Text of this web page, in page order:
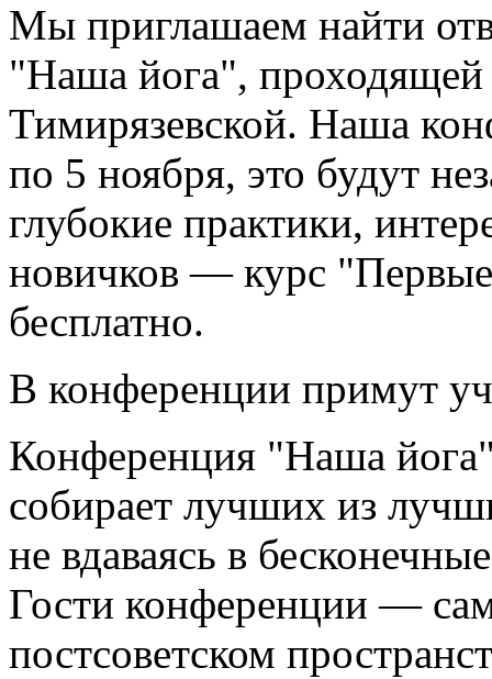
Мы приглашаем найти
"Наша йога",
Тимирязевской. Наша
по 5 ноября, это будут
глубокие практики,
новичков — курс
бесплатно.
В конференции примут
Конференция "Наша
собирает лучших из
не вдаваясь в
Гости конференции —
постсоветском